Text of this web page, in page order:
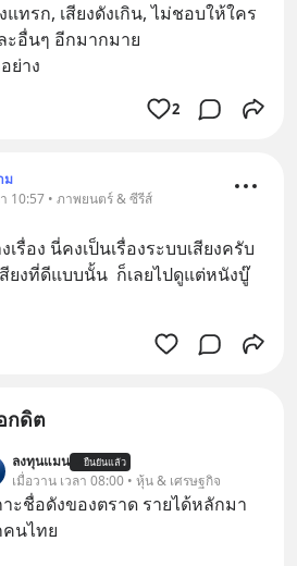
แทรก, เสียงดังเกิน, ไม่ชอบให้ใคร
ะอื่นๆ อีกมากมาย
ย่าง
2
ม
10:57 • ภาพยนตร์ & ซีรีส์
รื่อง นี่คงเป็นเรื่องระบบเสียงครับ
ยงที่ดีแบบนั้น  ก็เลยไปดูแต่หนังบู๊
กดิต
ลงทุนแมน ยืนยันแล้ว
เมื่อวาน เวลา 08:00 • หุ้น & เศรษฐกิจ
าะชื่อดังของตราด รายได้หลักมา
คนไทย